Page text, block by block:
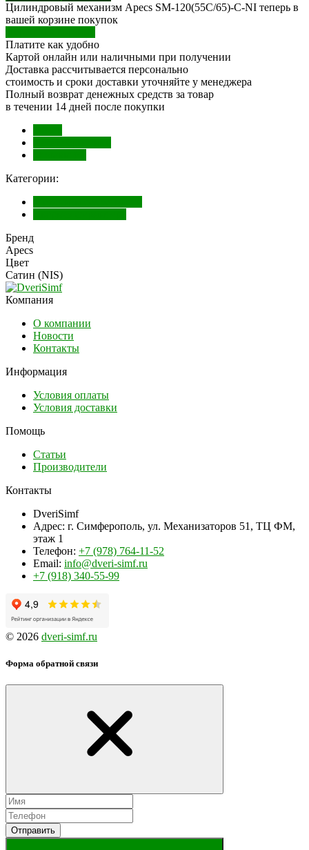
Цилиндровый механизм Apecs SM-120(55C/65)-C-NI теперь в
вашей корзине покупок
Платите как удобно
Картой онлайн или наличными при получении
Доставка рассчитывается персонально
стоимость и сроки доставки уточняйте у менеджера
Полный возврат денежных средств за товар
в течении 14 дней после покупки
Категории:
Бренд
Apecs
Цвет
Сатин (NIS)
Компания
О компании
Новости
Контакты
Информация
Условия оплаты
Условия доставки
Помощь
Статьи
Производители
Контакты
DveriSimf
Адрес: г. Симферополь, ул. Механизаторов 51, ТЦ ФМ,
этаж 1
Телефон: +7 (978) 764-11-52
Email: info@dveri-simf.ru
+7 (918) 340-55-99
© 2026 dveri-simf.ru
Форма обратной связи